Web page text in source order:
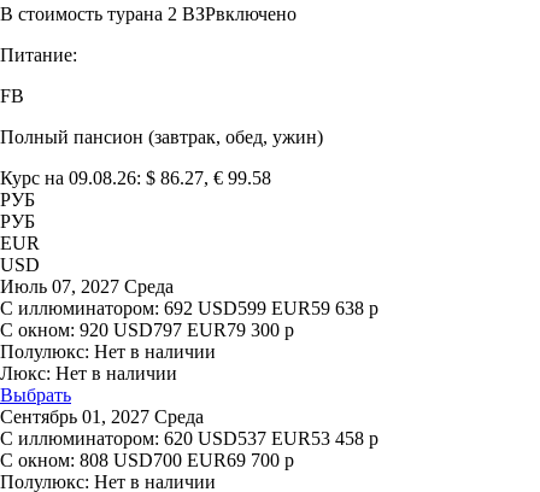
В стоимость турана 2 ВЗРвключено
Питание:
FB
Полный пансион (завтрак, обед, ужин)
Курс на 09.08.26: $ 86.27, € 99.58
РУБ
РУБ
EUR
USD
Июль 07, 2027 Среда
С иллюминатором: 692 USD599 EUR59 638 р
С окном: 920 USD797 EUR79 300 р
Полулюкс: Нет в наличии
Люкс: Нет в наличии
Выбрать
Сентябрь 01, 2027 Среда
С иллюминатором: 620 USD537 EUR53 458 р
С окном: 808 USD700 EUR69 700 р
Полулюкс: Нет в наличии